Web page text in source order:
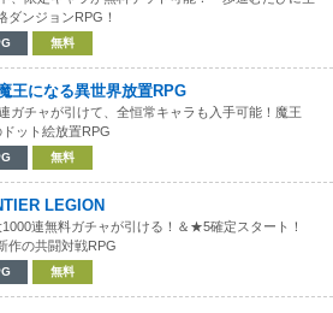
ダンジョンRPG！
無料
王になる異世界放置RPG
ガチャが引けて、全恒常キャラも入手可能！魔王
ット絵放置RPG
無料
LEGION
連無料ガチャが引ける！＆★5確定スタート！
作の共闘対戦RPG
無料